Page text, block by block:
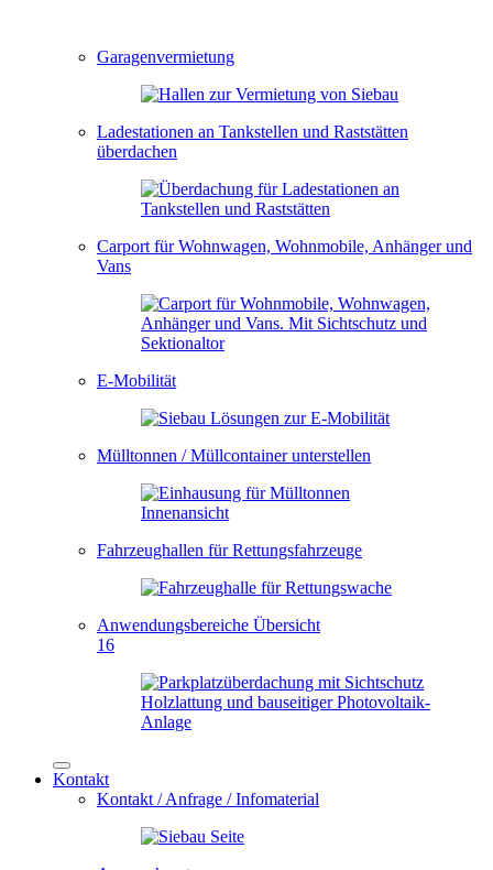
Garagenvermietung
Ladestationen an Tankstellen und Raststätten
überdachen
Carport für Wohnwagen, Wohnmobile, Anhänger und
Vans
E-Mobilität
Mülltonnen / Müllcontainer unterstellen
Fahrzeughallen für Rettungsfahrzeuge
Anwendungsbereiche Übersicht
16
Kontakt
Kontakt / Anfrage / Infomaterial